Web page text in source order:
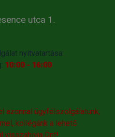
utca 1.
nyitvatartása:
10:00 - 16:00
azonnal ügyfélszolgálatunk,
kollégánk a lehető
visszahivja Önt!